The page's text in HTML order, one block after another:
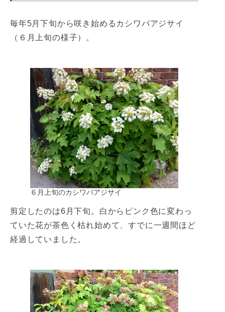
毎年5月下旬から咲き始めるカシワバアジサイ
（６月上旬の様子）。
６月上旬のカシワバアジサイ
剪定したのは6月下旬。白からピンク色に変わっ
ていた花が茶色く枯れ始めて、すでに一週間ほど
経過していました。